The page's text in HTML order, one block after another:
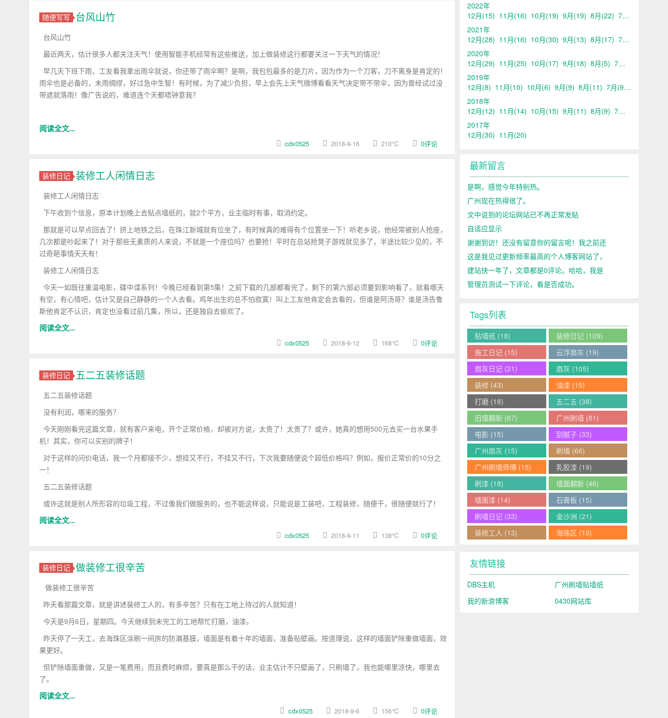
随便写写 台风山竹
台风山竹
最近两天，估计很多人都关注天气！使用智能手机经常有这些推送，加上做装修这行都要关注一下天气的情况！
早几天下班下雨，工友看我拿出雨伞就说，你还带了雨伞啊？是啊，我包包最多的是刀片，因为作为一个刀客，刀不离身是肯定的！
雨伞也是必备的，未雨绸缪，好过急中生智！有时候，为了减少负担，早上会先上天气微博看看天气决定带不带伞，因为曾经试过没
带遮就落雨！像广告说的，难道连个天都唔钟意我？
阅读全文...
cdx0525 2018-9-16 210℃ 0评论
装修日记 装修工人闲情日志
装修工人闲情日志
下午收到个信息，原本计划晚上去贴点墙纸的，就2个平方，业主临时有事，取消约定。
那就是可以早点回去了！挤上地铁之后，在珠江新城就有位坐了，有时候真的难得有个位置坐一下！听老乡说，他经常被别人抢座，
几次都是吵起来了！对于那些无素质的人来说，不就是一个座位吗？也要抢！平时在总站抢凳子游戏就见多了，半途比较少见的，不
过奇葩事情天天有！
装修工人闲情日志
今天一如既往重温电影，碟中谍系列！今晚已经看到第5集！之前下载的几部都看完了，剩下的第六部必须要到影响看了，就看哪天
有空，有心情吧，估计又是自己静静的一个人去看。鸡年出生的总不怕寂寞！叫上工友他肯定会去看的，但谁是阿汤哥？谁是汤告鲁
斯他肯定不认识，肯定也没看过前几集，所以，还是独自去偷欢了。
阅读全文...
cdx0525 2018-9-12 168℃ 0评论
装修日记 五二五装修话题
五二五装修话题
没有利润，哪来的服务？
今天刚刚看完这篇文章，就有客户来电，开个正常价格，却被对方说，太贵了！太贵了？或许，她真的想用500元去买一台水果手
机！其实，你可以买别的牌子！
对于这样的问价电话，我一个月都接不少，想挂又不行，不挂又不行，下次我要随便说个超低价格吗？例如，报价正常价的10分之
一！
五二五装修话题
或许这就是别人所形容的垃圾工程，不过像我们做服务的，也不能这样说，只能说是工装吧，工程装修，随便干，很随便就行了！
阅读全文...
cdx0525 2018-9-11 138℃ 0评论
装修日记 做装修工很辛苦
做装修工很辛苦
昨天看那篇文章，就是讲述装修工人的，有多辛苦？只有在工地上待过的人就知道！
今天是9月6日，星期四。今天继续到未完工的工地帮忙打磨，油漆。
昨天停了一天工，去海珠区涂刷一间房的防潮基膜，墙面是有着十年的墙面，准备贴壁画。按道理说，这样的墙面铲除重做墙面，效
果更好。
但铲除墙面重做，又是一笔费用，而且费时麻烦，要真是那么干的话，业主估计不只壁画了，只刷墙了，我也能哪里凉快，哪里去
了。
阅读全文...
cdx0525 2018-9-6 156℃ 0评论
2022年
12月(15) 11月(16) 10月(19) 9月(19) 8月(22) 7月
2021年
12月(28) 11月(16) 10月(30) 9月(13) 8月(17) 7月
2020年
12月(29) 11月(25) 10月(17) 9月(18) 8月(5) 7月
2019年
12月(8) 11月(10) 10月(6) 9月(9) 8月(11) 7月(9)
2018年
12月(12) 11月(14) 10月(15) 9月(11) 8月(9) 7月
2017年
12月(30) 11月(20)
最新留言
是啊，感觉今年特别热。
广州现在热得很了。
文中说到的论坛网站已不再正常发贴
自适应显示
谢谢到访！还没有留意你的留言呢！我之前还
这是我见过更新频率最高的个人博客网站了，
建站快一年了，文章都是0评论。哈哈，我是
管理员测试一下评论，看是否成功。
Tags列表
贴墙纸 (18) 装修日记(109)
施工日记 (15) 云浮扇灰 (19)
扇灰日记 (21) 扇灰 (105)
装修 (43) 油漆 (15)
打磨 (18) 五二五 (38)
旧墙翻新 (67) 广州刷墙(81)
电影 (15) 刮腻子(33)
广州扇灰 (15) 刷墙(66)
广州刷墙师傅 (15) 乳胶漆 (19)
刷漆 (18) 墙面翻新(46)
墙面漆 (14) 石膏板 (15)
刷墙日记 (33) 金沙洲 (21)
装修工人 (13) 海珠区 (19)
友情链接
DBS主机
广州刷墙贴墙纸
我的新浪博客
0430网站库